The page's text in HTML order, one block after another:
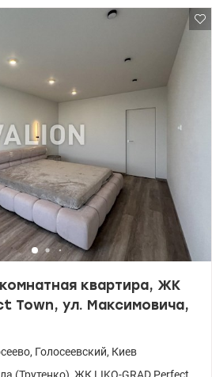
квартира с качественным
индукционная поверхность,
вытяжка, бойлер,
и гардероб. Также есть подогрев
газовая котельная.
как укрытие). Удобная
ТЦ Променада, супермаркеты,
145000 у.е. Без комиссии. Зарицкая
99 valion.ua/1155174
квартира, ЖК
Town, ул. Максимовича,
, Голосеевский, Киев
(Трутенко), ЖК LIKO-GRAD Perfect